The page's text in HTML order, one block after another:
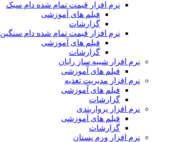
نرم افزار قیمت تمام شده دام سبک
فیلم های آموزشی
گزارشات
نرم افزار قیمت تمام شده دام سنگین
فیلم های آموزشی
گزارشات
نرم افزار شبیه ساز رایان
فیلم های آموزشی
نرم افزار مدیریت تغذیه
فیلم های آموزشی
گزارشات
نرم افزار پرواربندی
فیلم های آموزشی
گزارشات
نرم افزار ورم پستان